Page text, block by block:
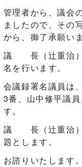
管理者から、議会
ましたので、その
から、御了承願いま
議 長（辻󠄀重治）
名を行います。
会議録署名議員は
3番、山中修平議
す。
議 長（辻󠄀重治）
題とします。
お諮りいたします。